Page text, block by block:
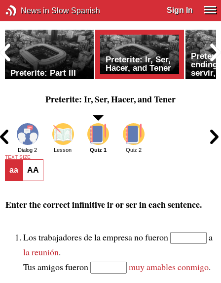
News in Slow Spanish Sign In
Preterite: Part III
Preterite: Ir, Ser,
Hacer, and Tener
servir,
Preterite: Ir, Ser, Hacer, and Tener
Dialog 2 Lesson Quiz 1 Quiz 2
TEXT SIZE
aa AA
Enter the correct infinitiveirorserin each sentence.
Los trabajadores de la empresa no fueron
a
la reunión.
Tus amigos fueron
muy amables conmigo.